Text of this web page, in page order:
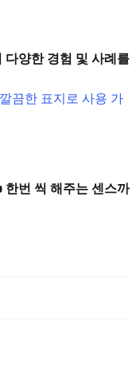
다양한 경험 및 사례를
끔한 표지로 사용 가
한번 씩 해주는 센스까